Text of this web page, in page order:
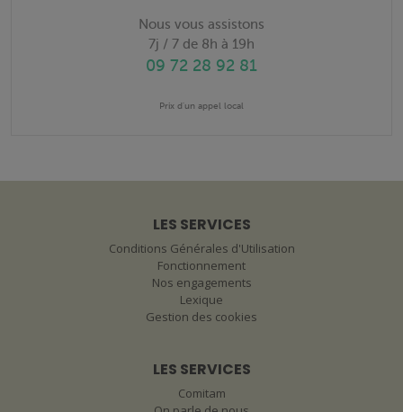
Nous vous assistons
7j / 7 de 8h à 19h
09 72 28 92 81
Prix d'un appel local
LES SERVICES
Conditions Générales d'Utilisation
Fonctionnement
Nos engagements
Lexique
Gestion des cookies
LES SERVICES
Comitam